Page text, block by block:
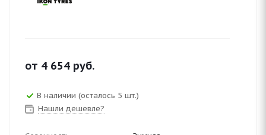
от 4 654 руб.
В наличии (осталось 5 шт.)
Нашли дешевле?